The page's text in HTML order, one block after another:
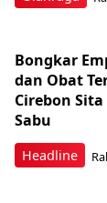
Headline
Bongkar
dan Obat
Cirebon
Sabu